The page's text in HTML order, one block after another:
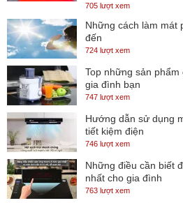
705 lượt xem
Những cách làm mát
đến
724 lượt xem
Top những sản
gia đình bạn
747 lượt xem
Hướng dẫn sử dụng
tiết kiệm điện
746 lượt xem
Những điều cần biết
nhất cho gia đình
763 lượt xem